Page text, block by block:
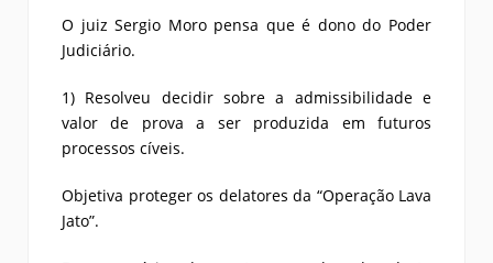
O juiz Sergio Moro pensa que é dono do Poder
Judiciário.
1) Resolveu decidir sobre a admissibilidade e
valor de prova a ser produzida em futuros
processos cíveis.
Objetiva proteger os delatores da “Operação Lava
Jato”.